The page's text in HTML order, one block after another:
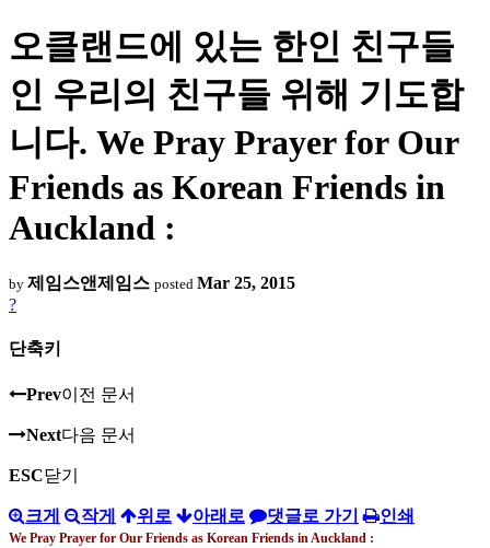
오클랜드에 있는 한인 친구들
인 우리의 친구들 위해 기도합
니다. We Pray Prayer for Our
Friends as Korean Friends in
Auckland :
by 제임스앤제임스 posted Mar 25, 2015
?
단축키
Prev이전 문서
Next다음 문서
ESC닫기
크게 작게 위로 아래로 댓글로 가기 인쇄
We Pray Prayer for Our Friends as Korean Friends in Auckland :